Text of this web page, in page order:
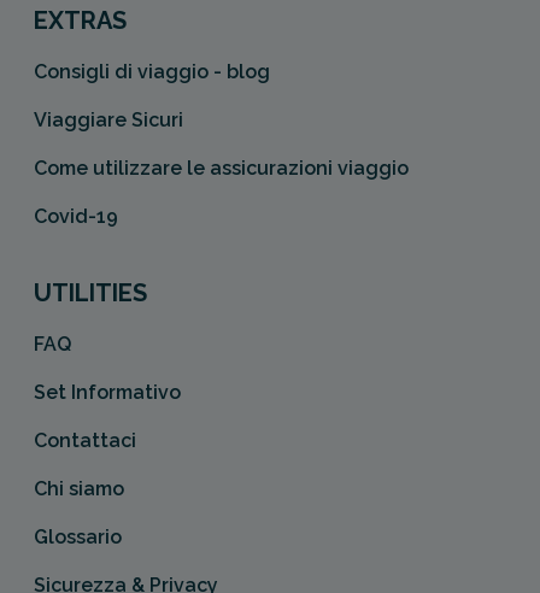
EXTRAS
Consigli di viaggio - blog
Viaggiare Sicuri
Come utilizzare le assicurazioni viaggio
Covid-19
UTILITIES
FAQ
Set Informativo
Contattaci
Chi siamo
Glossario
Sicurezza & Privacy